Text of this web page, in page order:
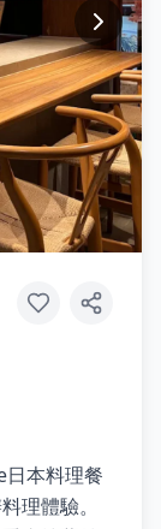
本料理餐
理體驗。